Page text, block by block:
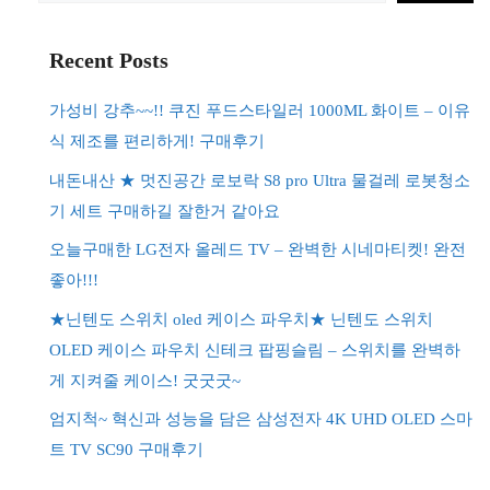
Recent Posts
가성비 강추~~!! 쿠진 푸드스타일러 1000ML 화이트 – 이유
식 제조를 편리하게! 구매후기
내돈내산 ★ 멋진공간 로보락 S8 pro Ultra 물걸레 로봇청소
기 세트 구매하길 잘한거 같아요
오늘구매한 LG전자 올레드 TV – 완벽한 시네마티켓! 완전
좋아!!!
★닌텐도 스위치 oled 케이스 파우치★ 닌텐도 스위치
OLED 케이스 파우치 신테크 팝핑슬림 – 스위치를 완벽하
게 지켜줄 케이스! 굿굿굿~
엄지척~ 혁신과 성능을 담은 삼성전자 4K UHD OLED 스마
트 TV SC90 구매후기